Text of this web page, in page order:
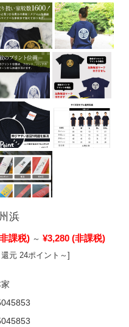
浜
課税) ～ ¥3,280 (非課税)
元 24ポイント～]